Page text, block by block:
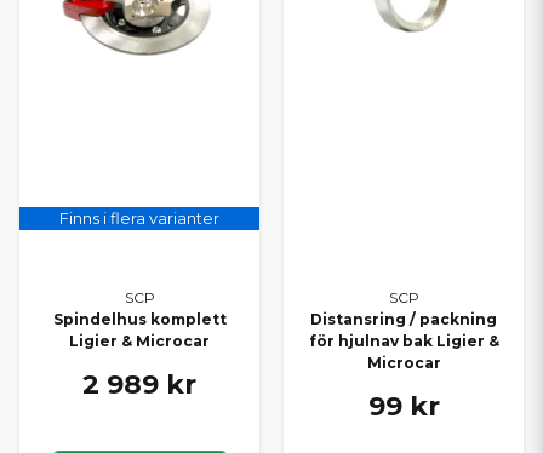
Finns i flera varianter
SCP
Spindelhus komplett
Ligier & Microcar
2 989 kr
SCP
Distansring / packning
för hjulnav bak Ligier &
Microcar
99 kr